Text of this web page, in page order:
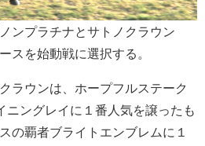
ンプラチナとサトノクラウン
スを始動戦に選択する。
ラウンは、ホープフルステーク
ングレイに１番人気を譲ったも
の覇者ブライトエンブレムに１